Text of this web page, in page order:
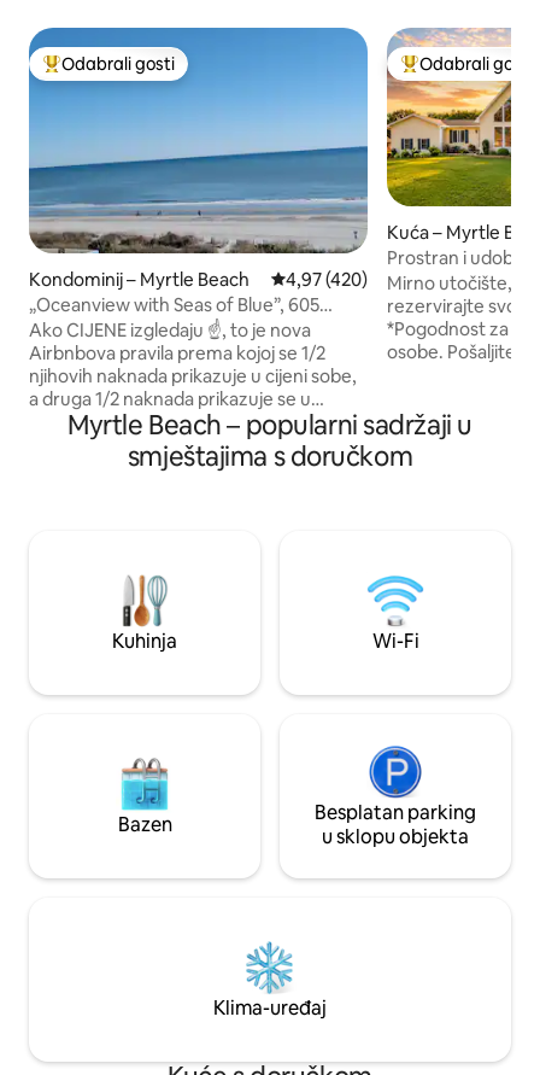
Među najviše rangiranima s oznakom „Odabrali gosti”
Odabrali gosti
Kondominij – Myrtle Beach Prosječna ocjena: 4,97/5,
4,97 (420)
„Oceanview with Seas of Blue”, 605
Landmark Resort
Ako CIJENE izgledaju ☝️, to je nova
Airbnbova pravila prema kojoj se 1/2
njihovih naknada prikazuje u cijeni sobe,
a druga 1/2 naknada prikazuje se u
ukupnom iznosu (na kraju je isti iznos u
$). Pošaljite mi poruku za više informacija
o tome! Rezervirajte 4 CCU utakmice /
u sobi/grickalice/Wi-Fi/parking. Uživajte
u 16 unutarnjih/vanjskih
bazena/masažnih kada itd. Ručnici za
plažu / stolice u sobi. ZABRANJENO
novca zbog problema s hotelom!
Među najviše
Odabrali gosti
Kuća – Myrtle
Prostran i
od 20 stopa,
Mirno utočište,
rezervirajte svoj
*Pogodnost za
osobe. Pošaljite
150 – 179 cm),
dvorište *BR 2: dva bračna kreveta, kauč,
TV, kupaonica, balkon *SP
smještaj savršen
opuštanje i
Prikladno za pse!
Myrtle Beach – popularni sadržaji u
smještajima s doručkom
Kuhinja Wi-Fi
Bazen
Besplatan parking
u sklopu objekta
Klima-uređaj